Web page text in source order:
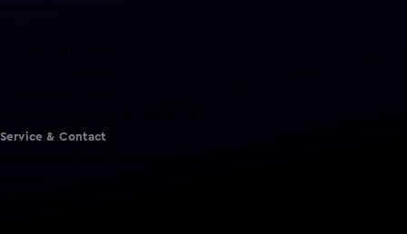
Service & Contact